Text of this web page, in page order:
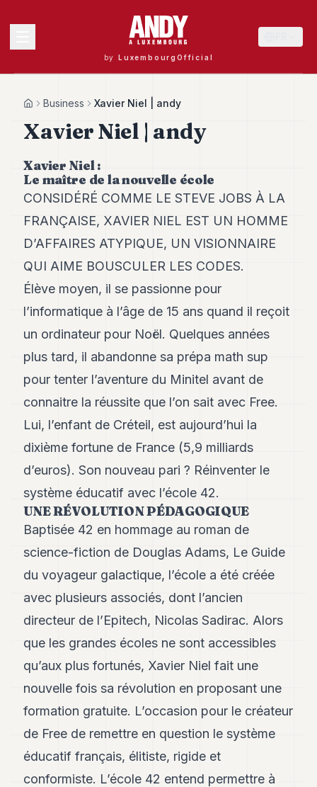
by LuxembourgOfficial
40
Andy
39
38
Andy
Andy
36
35
34
Andy
33
Andy
31
30
Andy
Andy
27
Andy
26
Andy
Andy
23
22
Andy
21
Andy
Andy
18
16
Andy
15
Andy
HomeBusiness Xavier Niel | andy
Xavier Niel | andy
Xavier Niel :
Le maître de la nouvelle école
CONSIDÉRÉ COMME LE STEVE JOBS À LA
FRANÇAISE, XAVIER NIEL EST UN HOMME
D’AFFAIRES ATYPIQUE, UN VISIONNAIRE
QUI AIME BOUSCULER LES CODES.
Élève moyen, il se passionne pour
l’informatique à l’âge de 15 ans quand il reçoit
un ordinateur pour Noël. Quelques années
plus tard, il abandonne sa prépa math sup
pour tenter l’aventure du Minitel avant de
connaitre la réussite que l’on sait avec Free.
Lui, l’enfant de Créteil, est aujourd’hui la
dixième fortune de France (5,9 milliards
d’euros). Son nouveau pari ? Réinventer le
système éducatif avec l’école 42.
UNE RÉVOLUTION PÉDAGOGIQUE
Baptisée 42 en hommage au roman de
science-fiction de Douglas Adams, Le Guide
du voyageur galactique, l’école a été créée
avec plusieurs associés, dont l’ancien
directeur de l’Epitech, Nicolas Sadirac. Alors
que les grandes écoles ne sont accessibles
qu’aux plus fortunés, Xavier Niel fait une
nouvelle fois sa révolution en proposant une
formation gratuite. L’occasion pour le créateur
de Free de remettre en question le système
éducatif français, élitiste, rigide et
conformiste. L’école 42 entend permettre à